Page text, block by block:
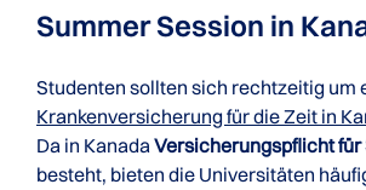
Summer Session in
Studenten sollten sich rechtzeitig um
Krankenversicherung für die Zeit in
Da in KanadaVersicherungspflicht für
besteht, bieten die Universitäten